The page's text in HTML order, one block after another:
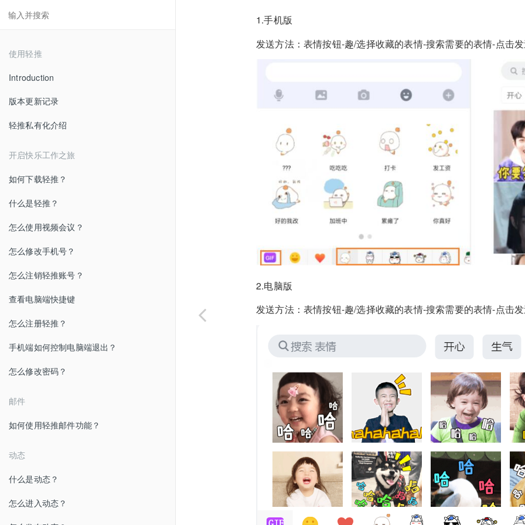
使用轻推
Introduction
版本更新记录
轻推私有化介绍
开启快乐工作之旅
如何下载轻推？
什么是轻推？
怎么使用视频会议？
怎么修改手机号？
怎么注销轻推账号？
查看电脑端快捷键
怎么注册轻推？
手机端如何控制电脑端退出？
怎么修改密码？
邮件
如何使用轻推邮件功能？
动态
什么是动态？
怎么进入动态？
1.手机版
发送方法：表情按钮-趣/选择收藏的表情-搜索需要的表情-点击
2.电脑版
发送方法：表情按钮-趣/选择收藏的表情-搜索需要的表情-点击